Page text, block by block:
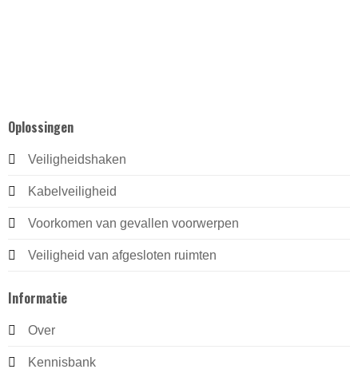
Oplossingen
Veiligheidshaken
Kabelveiligheid
Voorkomen van gevallen voorwerpen
Veiligheid van afgesloten ruimten
Informatie
Over
Kennisbank